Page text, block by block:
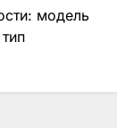
модель